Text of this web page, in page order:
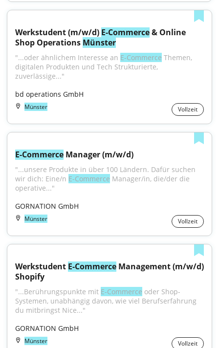
Werkstudent (m/w/d) E-Commerce & Online
Shop Operations Münster
"...oder ähnlichem Interesse an E-Commerce Themen,
digitalen Produkten und Tech Strukturierte,
zuverlässige..."
bd operations GmbH
Münster Vollzeit
E-Commerce Manager (m/w/d)
"...unsere Produkte in über 100 Ländern. Dafür suchen
wir dich: Eine/n E-Commerce Manager/in, die/der die
operative..."
GORNATION GmbH
Münster Vollzeit
Werkstudent E-Commerce Management (m/w/d)
Shopify
"...Berührungspunkte mit E-Commerce oder Shop-
Systemen, unabhängig davon, wie viel Berufserfahrung
du mitbringst Nice..."
GORNATION GmbH
Münster Vollzeit